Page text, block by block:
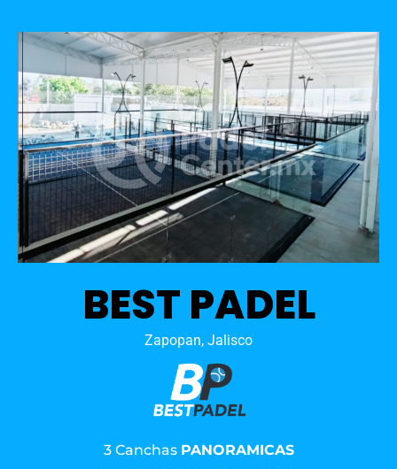
BEST PADEL
Zapopan, Jalisco
3 Canchas PANORAMICAS